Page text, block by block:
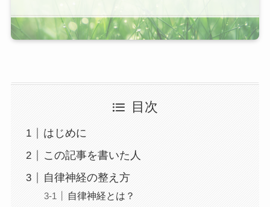
目次
はじめに
この記事を書いた人
自律神経の整え方
自律神経とは？